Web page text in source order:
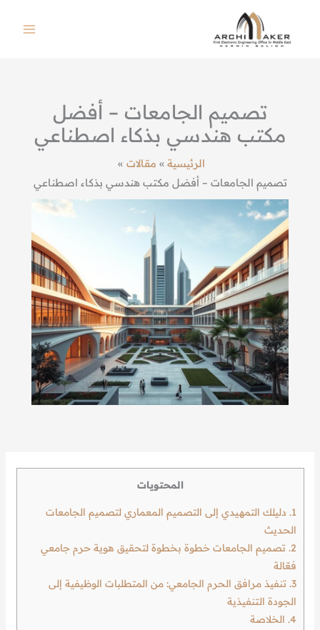
المحتوى
تصميم الجامعات – أفضل
مكتب هندسي بذكاء اصطناعي
الرئيسية
مقالات
تصميم الجامعات – أفضل مكتب هندسي بذكاء اصطناعي
المحتويات
1. دليلك التمهيدي إلى التصميم المعماري لتصميم الجامعات
الحديث
2. تصميم الجامعات خطوة بخطوة لتحقيق هوية حرم جامعي
فعّالة
3. تنفيذ مرافق الحرم الجامعي: من المتطلبات الوظيفية إلى
الجودة التنفيذية
4. الخلاصة